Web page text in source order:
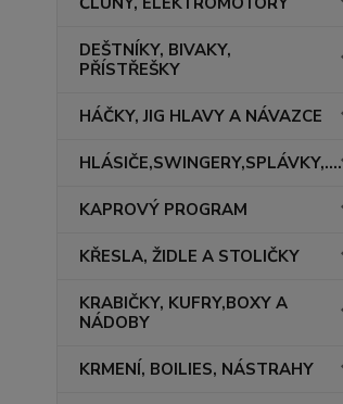
DEŠTNÍKY, BIVAKY,
PŘÍSTŘEŠKY
HÁČKY, JIG HLAVY A NÁVAZCE
HLÁSIČE,SWINGERY,SPLÁVKY,....
KAPROVÝ PROGRAM
KŘESLA, ŽIDLE A STOLIČKY
KRABIČKY, KUFRY,BOXY A
NÁDOBY
KRMENÍ, BOILIES, NÁSTRAHY